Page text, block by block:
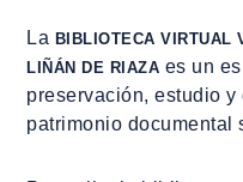
La BIBLIOTECA VIRTUAL
LIÑÁN DE RIAZA es un
preservación, estudio
patrimonio documental